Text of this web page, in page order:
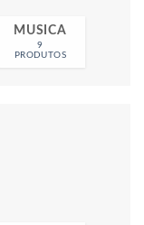
MUSICA
9
PRODUTOS